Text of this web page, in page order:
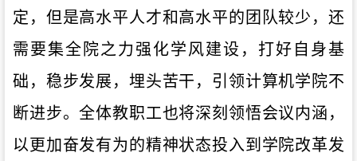
定，但是高水平人才和高水平的团队较少，还
需要集全院之力强化学风建设，打好 自身基
础，稳步发展，埋头苦干，引领计算机学院不
断进步。全体教职工也将深刻 领悟会议 内涵 ，
以更加奋发有为的精神状态投入到 学院改革发